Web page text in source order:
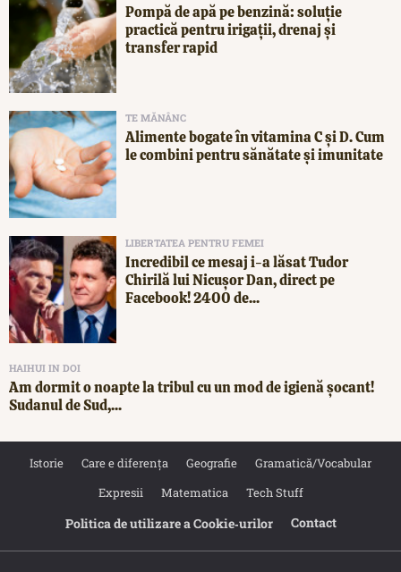
Pompă de apă pe benzină: soluție
practică pentru irigații, drenaj și
transfer rapid
TE MĂNÂNC
Alimente bogate în vitamina C și D. Cum
le combini pentru sănătate și imunitate
LIBERTATEA PENTRU FEMEI
Incredibil ce mesaj i-a lăsat Tudor
Chirilă lui Nicușor Dan, direct pe
Facebook! 2400 de...
HAIHUI IN DOI
Am dormit o noapte la tribul cu un mod de igienă șocant!
Sudanul de Sud,...
Istorie Care e diferența Geografie
Gramatică/Vocabular
Expresii
Matematica Tech Stuff
Politica de utilizare a Cookie‐urilor Contact